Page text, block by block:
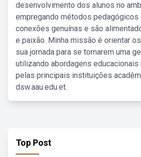
desenvolvimento dos alunos no
empregando métodos pedagógicos
conexões genuínas e são
e paixão. Minha missão é orientar
sua jornada para se tornarem uma
utilizando abordagens educacionais
pelas principais instituições
dsw.aau.edu.et.
Top Post